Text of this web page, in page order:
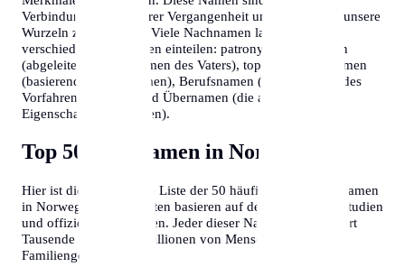
Verbindungen zu unserer Vergangenheit und helfen uns, unsere
Wurzeln zu verstehen. Viele Nachnamen lassen sich in
verschiedene Kategorien einteilen: patronymische Namen
(abgeleitet vom Vornamen des Vaters), toponymische Namen
(basierend auf Ortsnamen), Berufsnamen (die den Beruf des
Vorfahren angeben) und Übernamen (die auf persönliche
Eigenschaften hinweisen).
Top 50 Nachnamen in Norwegen
Hier ist die vollständige Liste der 50 häufigsten Familiennamen
in Norwegen. Diese Daten basieren auf demografischen Studien
und offiziellen Statistiken. Jeder dieser Namen repräsentiert
Tausende oder sogar Millionen von Menschen und ihre
Familiengeschichten.